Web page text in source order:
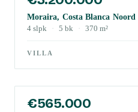
Moraira, Costa Blanca Noord
4 slpk · 5 bk · 370 m²
VILLA
€565.000